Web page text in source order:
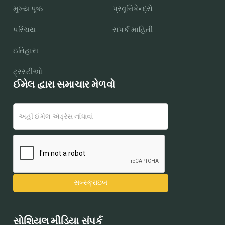
મુખ્ય પૃષ્ઠ
પરિચય
ઇતિહાસ
ટ્રસ્ટીઓ
પ્રવૃત્તિકેન્દ્રો
સંપર્ક માહિતી
ઈમેલ દ્વારા સમાચાર મેળવો
સોશિયલ મીડિયા સંપર્ક